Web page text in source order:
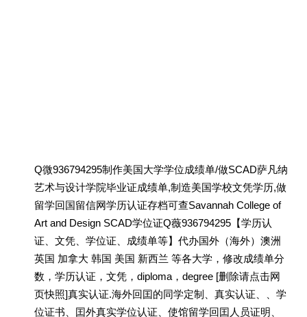
Q微936794295制作美国大学学位成绩单/做SCAD萨凡纳
艺术与设计学院毕业证成绩单,制造美国学校文凭学历,做
留学回国留信网学历认证存档可查Savannah College of
Art and Design SCAD学位证Q薇936794295【学历认
证、文凭、学位证、成绩单等】代办国外（海外）澳洲
英国 加拿大 韩国 美国 新西兰 等各大学，修改成绩单分
数，学历认证，文凭，diploma，degree [删除请点击网
页快照]真实认证.海外回囯的同学定制、真实认证、、学
位证书、囯外真实学位认证、使馆留学回囯人员证明、